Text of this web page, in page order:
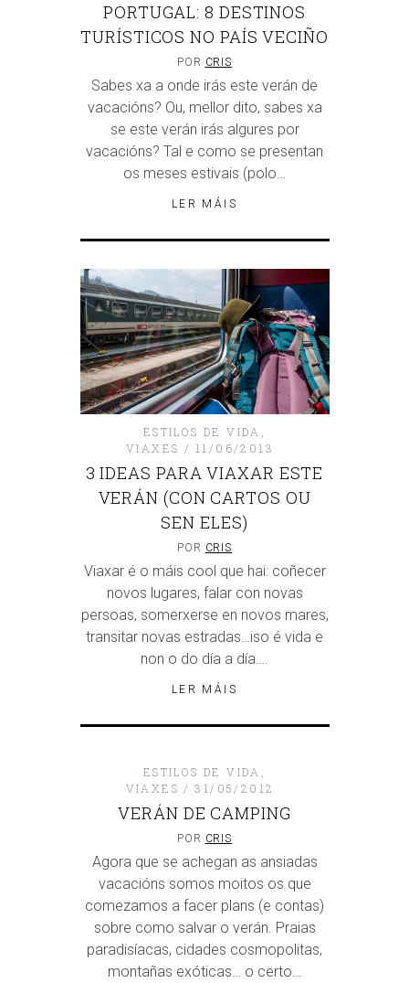
PORTUGAL: 8 DESTINOS
TURÍSTICOS NO PAÍS VECIÑO
POR CRIS
Sabes xa a onde irás este verán de
vacacións? Ou, mellor dito, sabes xa
se este verán irás algures por
vacacións? Tal e como se presentan
os meses estivais (polo…
LER MÁIS
ESTILOS DE VIDA ,
VIAXES
11/06/2013
3 IDEAS PARA VIAXAR ESTE
VERÁN (CON CARTOS OU
SEN ELES)
POR CRIS
Viaxar é o máis cool que hai: coñecer
novos lugares, falar con novas
persoas, somerxerse en novos mares,
transitar novas estradas…iso é vida e
non o do día a día….
LER MÁIS
ESTILOS DE VIDA ,
VIAXES
31/05/2012
VERÁN DE CAMPING
POR CRIS
Agora que se achegan as ansiadas
vacacións somos moitos os que
comezamos a facer plans (e contas)
sobre como salvar o verán. Praias
paradisíacas, cidades cosmopolitas,
montañas exóticas… o certo…